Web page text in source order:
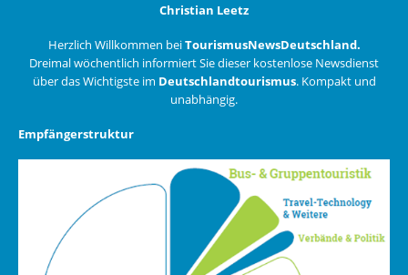
Christian Leetz
Herzlich Willkommen beiTourismusNewsDeutschland.
Dreimal wöchentlich informiert Sie dieser kostenlose Newsdienst
über das Wichtigste im Deutschlandtourismus. Kompakt und
unabhängig.
Empfängerstruktur